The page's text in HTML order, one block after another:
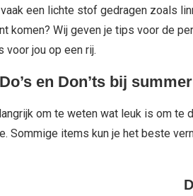
een lichte stof gedragen zoals
komen? Wij geven je tips voor de
jou op een rij.
en Don’ts bij
om te weten wat leuk is om te
Sommige items kun je het beste